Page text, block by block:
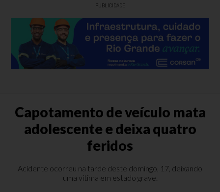
PUBLICIDADE
Capotamento de veículo mata
adolescente e deixa quatro
feridos
Acidente ocorreu na tarde deste domingo, 17, deixando
uma vítima em estado grave.